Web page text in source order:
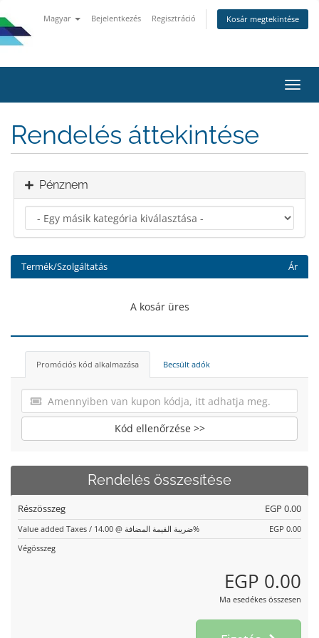
Magyar Bejelentkezés Regisztráció Kosár megtekintése
a
Rendelés áttekintése
Pénznem
Termék/Szolgáltatás Ár
A kosár üres
Promóciós kód alkalmazása Becsült adók
Kód ellenőrzése >>
Rendelés összesítése
Részösszeg EGP 0.00
Value added Taxes / ضريبة القيمة المضافة @ 14.00%
EGP 0.00
Végösszeg
EGP 0.00
Ma esedékes összesen